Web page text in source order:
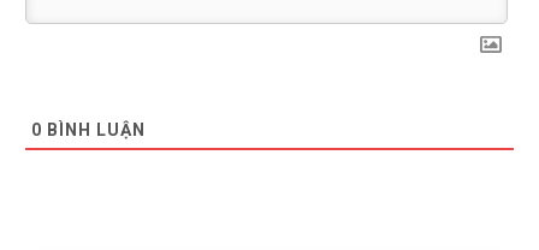
0 BÌNH LUẬN